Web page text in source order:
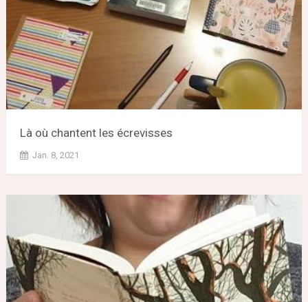
Là où chantent les écrevisses
Jan. 8, 2021